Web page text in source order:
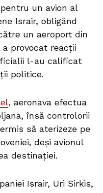
un avion al
Israir, obligând
un aeroport din
a provocat reacții
l-au calificat
politice.
, aeronava efectua
însă controlorii
să aterizeze pe
deși avionul
destinației.
Israir, Uri Sirkis,